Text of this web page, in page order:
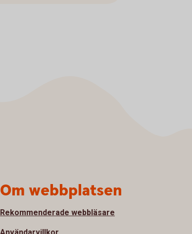
Om webbplatsen
Rekommenderade webbläsare